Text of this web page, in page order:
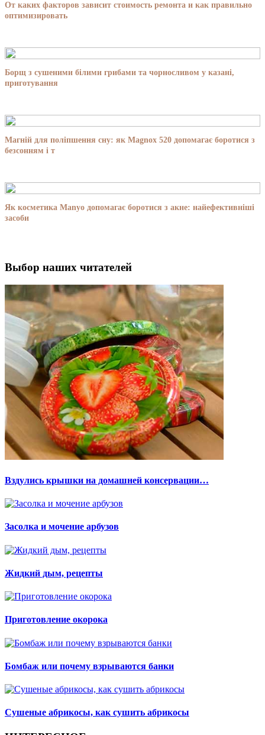
От каких факторов зависит стоимость ремонта и как правильно
оптимизировать
Борщ з сушеними білими грибами та чорносливом у казані,
приготування
Магній для поліпшення сну: як Magnox 520 допомагає боротися з
безсонням і т
Як косметика Manyo допомагає боротися з акне: найефективніші
засоби
Выбор наших читателей
Вздулись крышки на домашней консервации…
Засолка и мочение арбузов
Жидкий дым, рецепты
Приготовление окорока
Бомбаж или почему взрываются банки
Сушеные абрикосы, как сушить абрикосы